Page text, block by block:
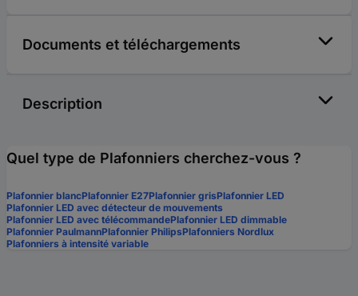
Documents et téléchargements
Description
Quel type de Plafonniers cherchez-vous ?
Plafonnier blancPlafonnier E27Plafonnier grisPlafonnier LED
Plafonnier LED avec détecteur de mouvements
Plafonnier LED avec télécommandePlafonnier LED dimmable
Plafonnier PaulmannPlafonnier PhilipsPlafonniers Nordlux
Plafonniers à intensité variable